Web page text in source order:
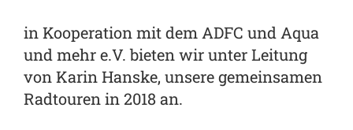
in Kooperation mit dem ADFC und Aqua
und mehr e.V. bieten wir unter Leitung
von Karin Hanske, unsere gemeinsamen
Radtouren in 2018 an.